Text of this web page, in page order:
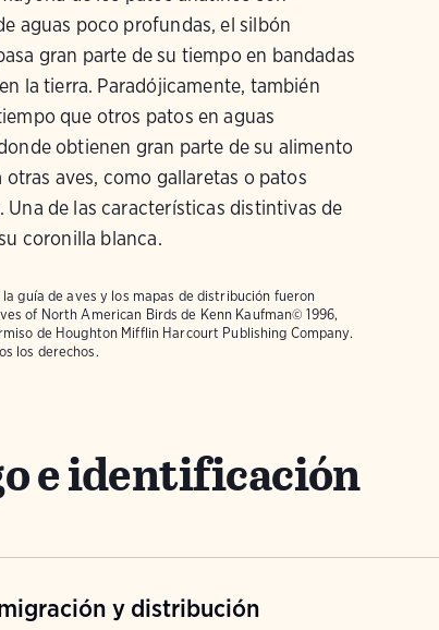
aguas poco profundas, el silbón
gran parte de su tiempo en bandadas
la tierra. Paradójicamente, también
que otros patos en aguas
obtienen gran parte de su alimento
otras aves, como gallaretas o patos
Una de las características distintivas de
coronilla blanca.
guía de aves y los mapas de distribución fueron
of North American Birds de Kenn Kaufman© 1996,
de Houghton Mifflin Harcourt Publishing Company.
los derechos.
e identificación
y distribución